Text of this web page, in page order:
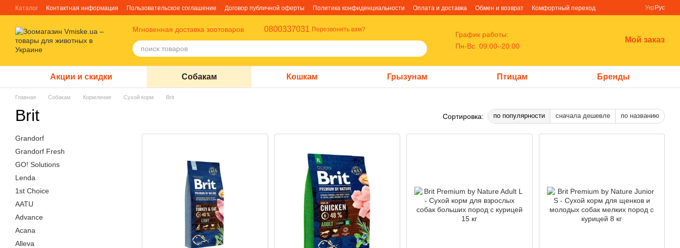
Перейти к основному контенту
Каталог Контактная информация Пользовательское соглашение Договор публичной оферты Политика конфиденциальности Оплата и доставка Обмен и возврат
Комфортный переход
Укр Рус
Мгновенная доставка зоотоваров 0800337031 Перезвонить вам?
График работы:
Пн-Вс 09:00–20:00
Мой заказ
Акции и скидки Собакам Кошкам Грызунам Птицам Бренды
Главная Собакам Кормление Сухой корм Brit
Brit Сортировка: по популярности сначала дешевле по названию
Grandorf
Grandorf Fresh
GO! Solutions
Lenda
1st Choice
AATU
Advance
Acana
Alleva